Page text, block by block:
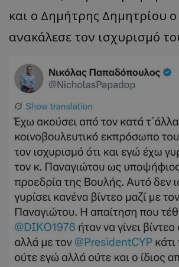
και ο Δημήτρης Δημητρίου ο
ανακάλεσε τον ισχυρισμό